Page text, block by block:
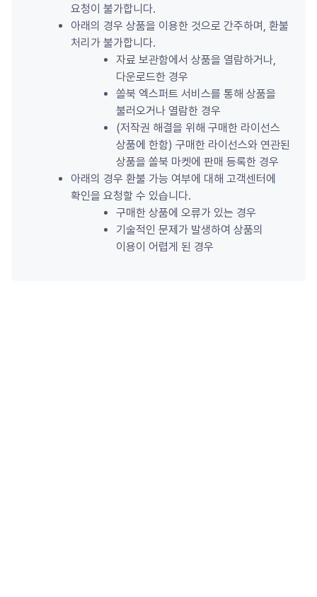
요청이 불가합니다.
아래의 경우 상품을 이용한 것으로 간주하며, 환불
처리가 불가합니다.
자료 보관함에서 상품을 열람하거나,
다운로드한 경우
쏠북 엑스퍼트 서비스를 통해 상품을
불러오거나 열람한 경우
(저작권 해결을 위해 구매한 라이선스
상품에 한함) 구매한 라이선스와 연관된
상품을 쏠북 마켓에 판매 등록한 경우
아래의 경우 환불 가능 여부에 대해 고객센터에
확인을 요청할 수 있습니다.
구매한 상품에 오류가 있는 경우
기술적인 문제가 발생하여 상품의
이용이 어렵게 된 경우